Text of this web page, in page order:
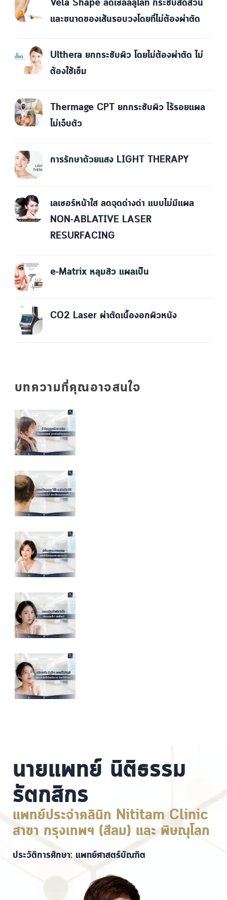
Vela Shape ลดเซลล์ลูไลท์ กระชับสัดส่วน
และขนาดของเส้นรอบวงโดยที่ไม่ต้องผ่าตัด
Ulthera ยกกระชับผิว โดยไม่ต้องผ่าตัด ไม่
ต้องใช้เข็ม
Thermage CPT ยกกระชับผิว ไร้รอยแผล
ไม่เจ็บตัว
การรักษาด้วยแสง LIGHT THERAPY
เลเซอร์หน้าใส ลดจุดด่างดำ แบบไม่มีแผล
NON-ABLATIVE LASER
RESURFACING
e-Matrix หลุมสิว แผลเป็น
CO2 Laser ผ่าตัดเนื้องอกผิวหนัง
บทความที่คุณอาจสนใจ
นายแพทย์ นิติธรรม
รัตกสิกร
แพทย์ประจำคลินิก Nititam Clinic
สาขา กรุงเทพฯ (สีลม) และ พิษณุโลก
ประวัติการศึกษา: แพทย์ศาสตร์บัณฑิต